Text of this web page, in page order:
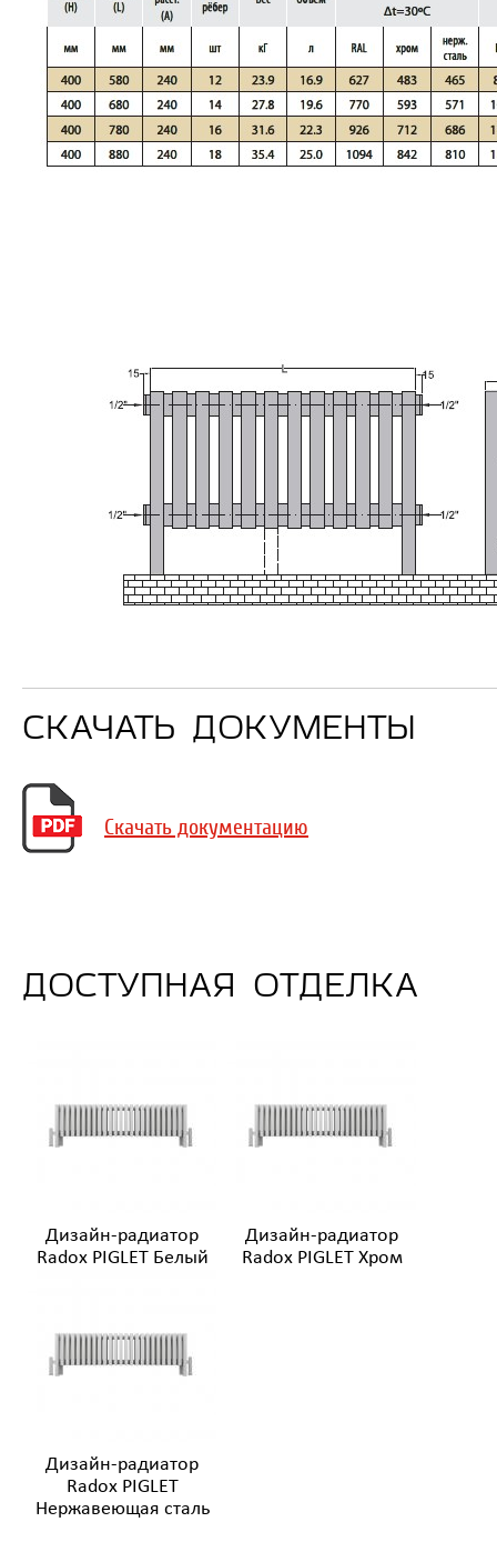
СКАЧАТЬ ДОКУМЕНТЫ
Скачать документацию
ДОСТУПНАЯ ОТДЕЛКА
Дизайн-радиатор
Radox PIGLET Белый
Дизайн-радиатор
Radox PIGLET Хром
Дизайн-радиатор
Radox PIGLET
Нержавеющая сталь